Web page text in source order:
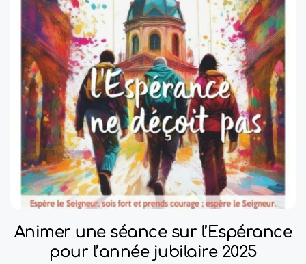
Animer une séance sur l’Espérance
pour l’année jubilaire 2025